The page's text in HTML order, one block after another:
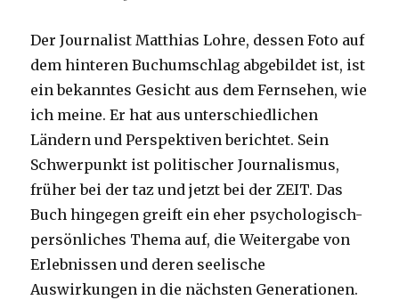
Der Journalist Matthias Lohre, dessen Foto auf
dem hinteren Buchumschlag abgebildet ist, ist
ein bekanntes Gesicht aus dem Fernsehen, wie
ich meine. Er hat aus unterschiedlichen
Ländern und Perspektiven berichtet. Sein
Schwerpunkt ist politischer Journalismus,
früher bei der taz und jetzt bei der ZEIT. Das
Buch hingegen greift ein eher psychologisch-
persönliches Thema auf, die Weitergabe von
Erlebnissen und deren seelische
Auswirkungen in die nächsten Generationen.